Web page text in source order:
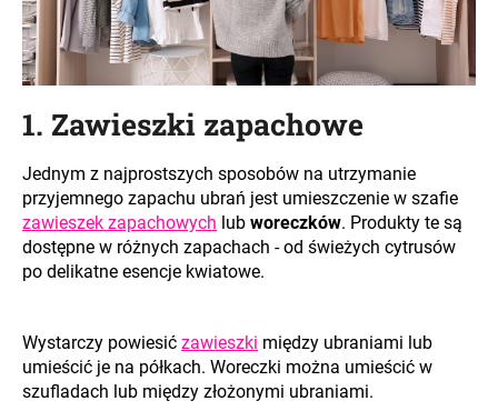
1. Zawieszki zapachowe
Jednym z najprostszych sposobów na utrzymanie
przyjemnego zapachu ubrań jest umieszczenie w szafie
zawieszek zapachowych lub woreczków. Produkty te są
dostępne w różnych zapachach - od świeżych cytrusów
po delikatne esencje kwiatowe.
Wystarczy powiesić zawieszki między ubraniami lub
umieścić je na półkach. Woreczki można umieścić w
szufladach lub między złożonymi ubraniami.
P
o
l
c
a
m
y